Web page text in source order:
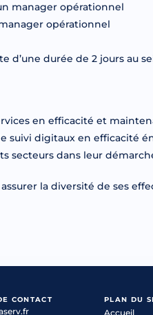
manager opérationnel
opérationnel
durée de 2 jours au
en efficacité et
suivi digitaux en efficacité
secteurs dans leur
assurer la diversité de ses
CONTACT PLAN DU
Accueil